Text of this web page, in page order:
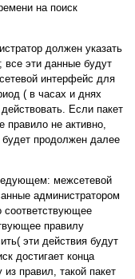
на поиск
должен указать
все эти данные будут
интерфейс для
( в часах и днях
Если пакет
правило не активно,
будет продолжен далее
межсетевой
администратором
соответствующее
правилу
эти действия будут
достигает конца
правил, такой пакет